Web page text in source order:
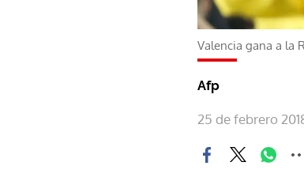
Valencia gana a la
Afp
25 de febrero